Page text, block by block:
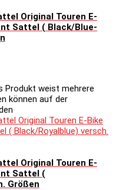
Original Touren E-
Sattel ( Black/Blue-
Produkt weist mehrere
können auf der
Original Touren E-
Sattel (
Größen